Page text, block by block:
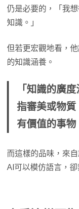
仍是必要的，「我
知識。」
但若更宏觀地看，
的知識涵養。
「知識的廣
指審美或物
有價值的事物
而這樣的品味，來
AI可以模仿語言，